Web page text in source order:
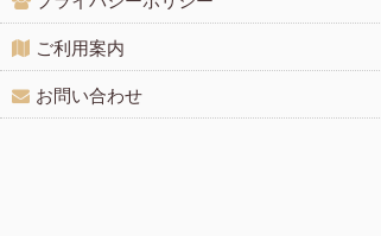
ご利用案内
お問い合わせ